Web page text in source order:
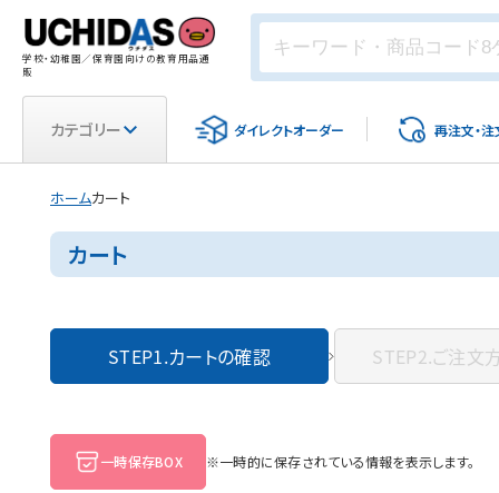
学校・幼稚園／保育園向けの教育用品通
販
カテゴリー ダイレクトオーダー 再注文・注
ホームカート
カート
STEP1.カートの確認 STEP2.ご注文
一時保存BOX ※一時的に保存されている情報を表示します。